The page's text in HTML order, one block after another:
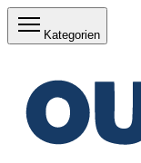
Kategorien